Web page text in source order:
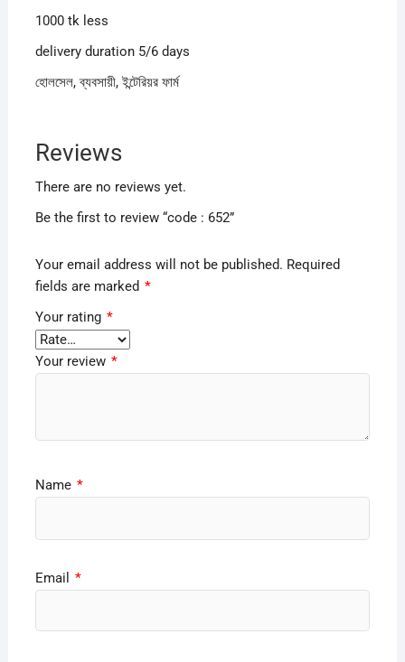
1000 tk less
delivery duration 5/6 days
হোলসেল, ব্যবসায়ী, ইন্টেরিয়র ফার্ম
Reviews
There are no reviews yet.
Be the first to review “code : 652”
Your email address will not be published. Required
fields are marked *
Your rating *
Your review *
Name *
Email *